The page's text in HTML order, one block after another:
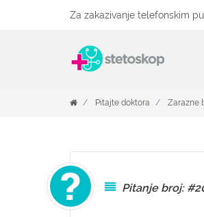
Za zakazivanje telefonskim
Pitajte doktora Zarazne
Pitanje broj: